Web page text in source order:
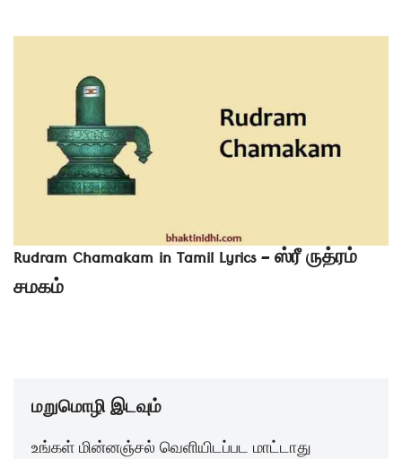
Rudram Chamakam in Tamil Lyrics – ஸ்ரீ ருத்ரம்
சமகம்
மறுமொழி இடவும்
உங்கள் மின்னஞ்சல் வெளியிடப்பட மாட்டாது